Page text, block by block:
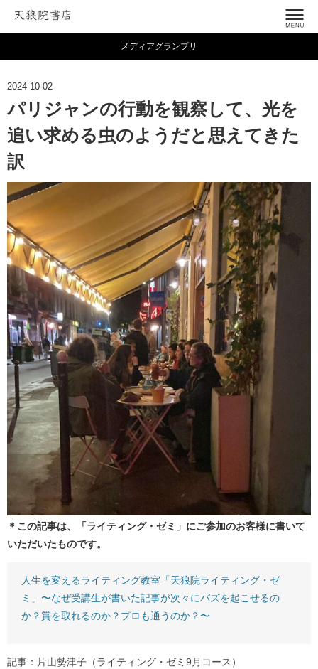
メディアグランプリ
2024-10-02
パリジャンの行動を観察して、光を
追い求める虫のようだと思えてきた
訳
＊この記事は、「ライティング・ゼミ」にご参加のお客様に書いて
いただいたものです。
人生を変えるライティング教室「天狼院ライティング・ゼ
ミ」〜なぜ受講生が書いた記事が次々にバズを起こせるの
か？賞を取れるのか？プロも通うのか？〜
記事：片山勢津子（ライティング・ゼミ9月コース）